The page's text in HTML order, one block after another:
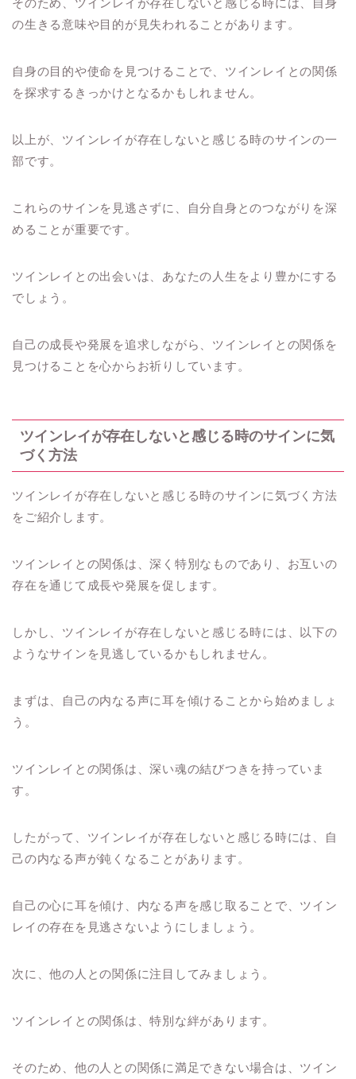
そのため、ツインレイが存在しないと感じる時には、自身
の生きる意味や目的が見失われることがあります。
自身の目的や使命を見つけることで、ツインレイとの関係
を探求するきっかけとなるかもしれません。
以上が、ツインレイが存在しないと感じる時のサインの一
部です。
これらのサインを見逃さずに、自分自身とのつながりを深
めることが重要です。
ツインレイとの出会いは、あなたの人生をより豊かにする
でしょう。
自己の成長や発展を追求しながら、ツインレイとの関係を
見つけることを心からお祈りしています。
ツインレイが存在しないと感じる時のサインに気
づく方法
ツインレイが存在しないと感じる時のサインに気づく方法
をご紹介します。
ツインレイとの関係は、深く特別なものであり、お互いの
存在を通じて成長や発展を促します。
しかし、ツインレイが存在しないと感じる時には、以下の
ようなサインを見逃しているかもしれません。
まずは、自己の内なる声に耳を傾けることから始めましょ
う。
ツインレイとの関係は、深い魂の結びつきを持っていま
す。
したがって、ツインレイが存在しないと感じる時には、自
己の内なる声が鈍くなることがあります。
自己の心に耳を傾け、内なる声を感じ取ることで、ツイン
レイの存在を見逃さないようにしましょう。
次に、他の人との関係に注目してみましょう。
ツインレイとの関係は、特別な絆があります。
そのため、他の人との関係に満足できない場合は、ツイン